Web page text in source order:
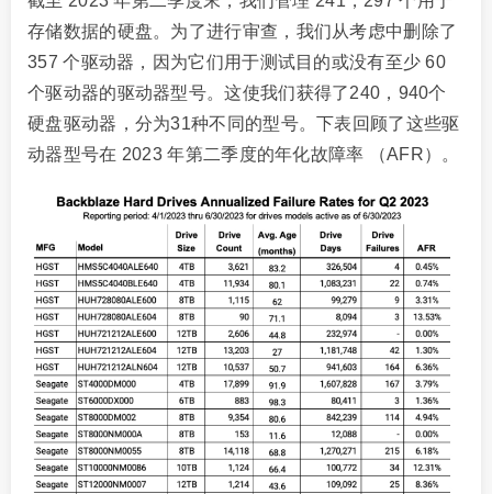
存储数据的硬盘。为了进行审查，我们从考虑中删除了
357 个驱动器，因为它们用于测试目的或没有至少 60
个驱动器的驱动器型号。这使我们获得了240，940个
硬盘驱动器，分为31种不同的型号。下表回顾了这些驱
动器型号在 2023 年第二季度的年化故障率 （AFR）。